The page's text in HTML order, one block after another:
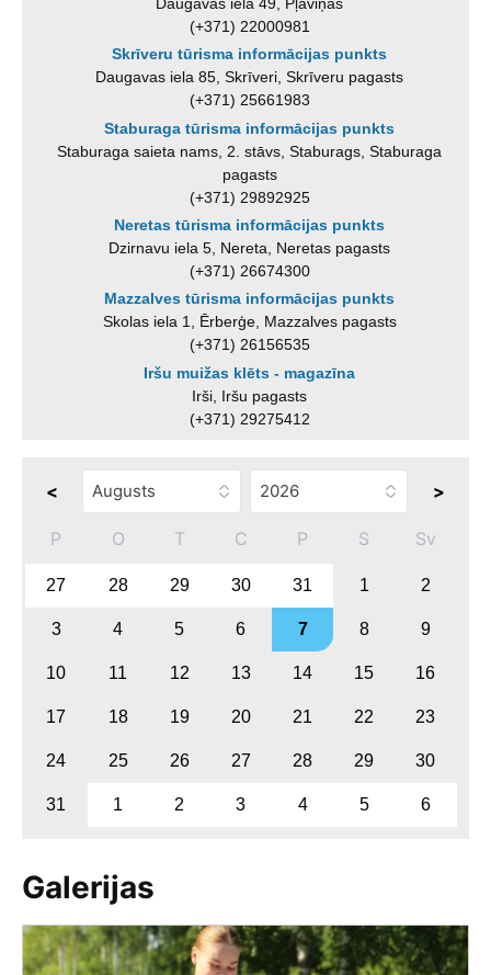
(+371) 22000981
Skrīveru tūrisma informācijas punkts
Daugavas iela 85, Skrīveri, Skrīveru pagasts
(+371) 25661983
Staburaga tūrisma informācijas punkts
Staburaga saieta nams, 2. stāvs, Staburags, Staburaga
pagasts
(+371) 29892925
Neretas tūrisma informācijas punkts
Dzirnavu iela 5, Nereta, Neretas pagasts
(+371) 26674300
Mazzalves tūrisma informācijas punkts
Skolas iela 1, Ērberģe, Mazzalves pagasts
(+371) 26156535
Iršu muižas klēts - magazīna
Irši, Iršu pagasts
(+371) 29275412
< >
P O T C P S Sv
27 28 29 30 31 1 2
3 4 5 6 7 8 9
10 11 12 13 14 15 16
17 18 19 20 21 22 23
24 25 26 27 28 29 30
31 1 2 3 4 5 6
Galerijas